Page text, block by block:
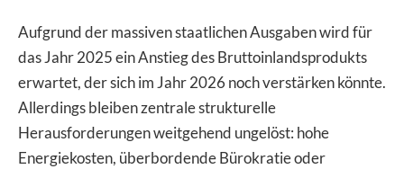
Aufgrund der massiven staatlichen Ausgaben wird für
das Jahr 2025 ein Anstieg des Bruttoinlandsprodukts
erwartet, der sich im Jahr 2026 noch verstärken könnte.
Allerdings bleiben zentrale strukturelle
Herausforderungen weitgehend ungelöst: hohe
Energiekosten, überbordende Bürokratie oder